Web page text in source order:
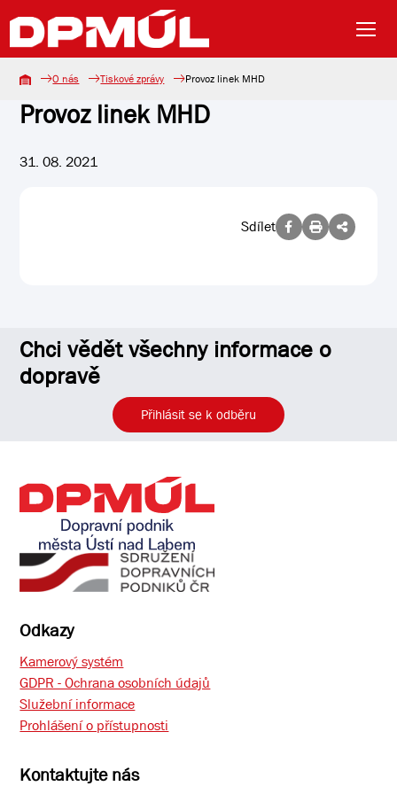
O nás Tiskové zprávy Provoz linek MHD
Provoz linek MHD
31. 08. 2021
Sdílet
Chci vědět všechny informace o
dopravě
Přihlásit se k odběru
Odkazy
Kamerový systém
GDPR - Ochrana osobních údajů
Služební informace
Prohlášení o přístupnosti
Kontaktujte nás